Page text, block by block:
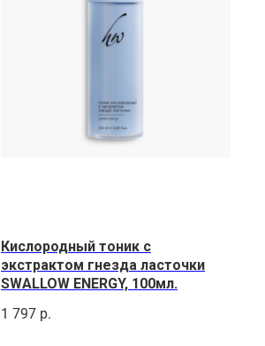
Кислородный тоник с
экстрактом гнезда ласточки
SWALLOW ENERGY, 100мл.
1 797 р.